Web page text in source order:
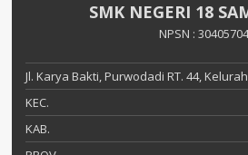
SMK NEGERI 18
NPSN : 30405704
Jl. Karya Bakti, Purwodadi RT. 44,
KEC.
KAB.